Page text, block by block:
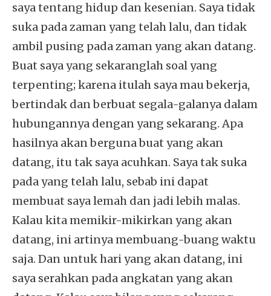
saya tentang hidup dan kesenian. Saya tidak
suka pada zaman yang telah lalu, dan tidak
ambil pusing pada zaman yang akan datang.
Buat saya yang sekaranglah soal yang
terpenting; karena itulah saya mau bekerja,
bertindak dan berbuat segala-galanya dalam
hubungannya dengan yang sekarang. Apa
hasilnya akan berguna buat yang akan
datang, itu tak saya acuhkan. Saya tak suka
pada yang telah lalu, sebab ini dapat
membuat saya lemah dan jadi lebih malas.
Kalau kita memikir-mikirkan yang akan
datang, ini artinya membuang-buang waktu
saja. Dan untuk hari yang akan datang, ini
saya serahkan pada angkatan yang akan